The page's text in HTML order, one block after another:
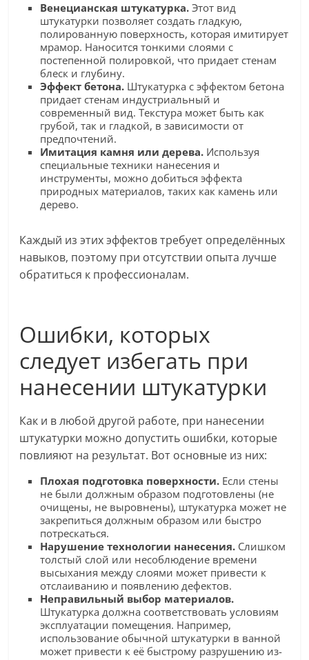
Венецианская штукатурка. Этот вид
штукатурки позволяет создать гладкую,
полированную поверхность, которая имитирует
мрамор. Наносится тонкими слоями с
постепенной полировкой, что придает стенам
блеск и глубину.
Эффект бетона. Штукатурка с эффектом бетона
придает стенам индустриальный и
современный вид. Текстура может быть как
грубой, так и гладкой, в зависимости от
предпочтений.
Имитация камня или дерева. Используя
специальные техники нанесения и
инструменты, можно добиться эффекта
природных материалов, таких как камень или
дерево.
Каждый из этих эффектов требует определённых
навыков, поэтому при отсутствии опыта лучше
обратиться к профессионалам.
Ошибки, которых
следует избегать при
нанесении штукатурки
Как и в любой другой работе, при нанесении
штукатурки можно допустить ошибки, которые
повлияют на результат. Вот основные из них:
Плохая подготовка поверхности. Если стены
не были должным образом подготовлены (не
очищены, не выровнены), штукатурка может не
закрепиться должным образом или быстро
потрескаться.
Нарушение технологии нанесения. Слишком
толстый слой или несоблюдение времени
высыхания между слоями может привести к
отслаиванию и появлению дефектов.
Неправильный выбор материалов.
Штукатурка должна соответствовать условиям
эксплуатации помещения. Например,
использование обычной штукатурки в ванной
может привести к её быстрому разрушению из-